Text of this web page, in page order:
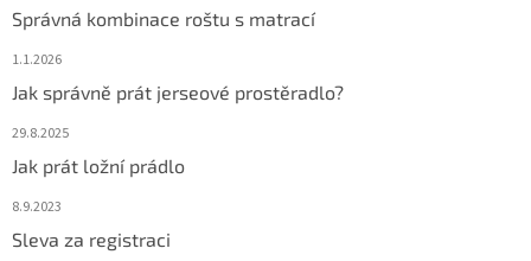
Správná kombinace roštu s matrací
1.1.2026
Jak správně prát jerseové prostěradlo?
29.8.2025
Jak prát ložní prádlo
8.9.2023
Sleva za registraci